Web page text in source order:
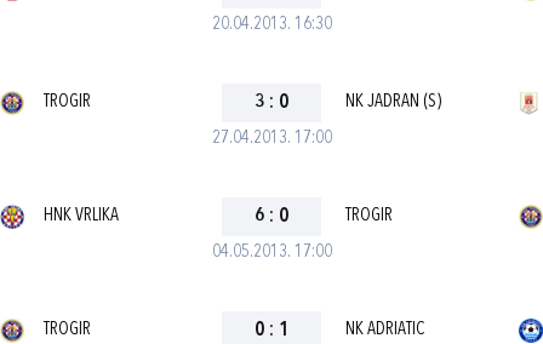
20.04.2013. 16:30
27.04.2013. 17:00
TROGIR 3 : 0 NK JADRAN (S)
04.05.2013. 17:00
HNK VRLIKA 6 : 0 TROGIR
TROGIR 0 : 1 NK ADRIATIC